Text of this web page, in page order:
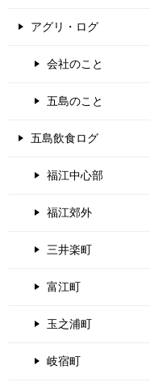
アグリ・ログ
会社のこと
五島のこと
五島飲食ログ
福江中心部
福江郊外
三井楽町
富江町
玉之浦町
岐宿町